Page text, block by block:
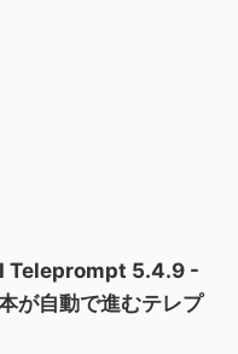
Teleprompt 5.4.9 -
が自動で進むテレプ